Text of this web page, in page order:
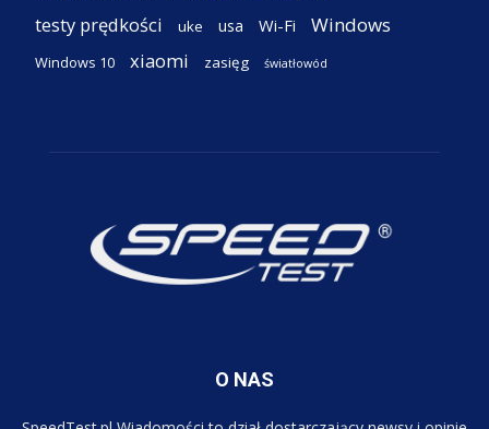
testy prędkości uke usa Wi-Fi Windows
Windows 10 xiaomi zasięg światłowód
O NAS